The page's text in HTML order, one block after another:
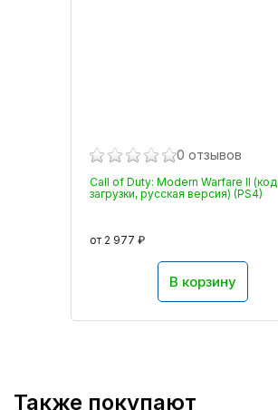
0 отзывов
Call of Duty: Modern Warfare II (код
загрузки, русская версия) (PS4)
от 2 977 ₽
В корзину
Также покупают